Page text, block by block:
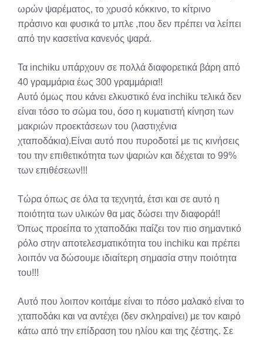
ωρών ψαρέματος, το χρυσό κόκκινο, το κίτρινο
πράσινο και φυσικά το μπλε ,που δεν πρέπει να λείπει
από την κασετίνα κανενός ψαρά.
Τα inchiku υπάρχουν σε πολλά διαφορετικά βάρη από
40 γραμμάρια έως 300 γραμμάρια!!
Αυτό όμως που κάνει ελκυστικό ένα inchiku τελικά δεν
είναι τόσο το σώμα του, όσο η κυματιστή κίνηση των
μακριών προεκτάσεων του (λαστιχένια
χταποδάκια).Είναι αυτό που πυροδοτεί με τις κινήσεις
του την επιθετικότητα των ψαριών και δέχεται το 99%
των επιθέσεων!!!
Τώρα όπως σε όλα τα τεχνητά, έτσι και σε αυτό η
ποιότητα των υλικών θα μας δώσει την διαφορά!!
Όπως προείπα το χταποδάκι παίζει τον πιο σημαντικό
ρόλο στην αποτελεσματικότητα του inchiku και πρέπει
λοιπόν να δώσουμε ιδιαίτερη σημασία στην ποιότητα
του!!!
Αυτό που λοιπον κοιτάμε είναι το πόσο μαλακό είναι το
χταποδάκι και να αντέχει (δεν σκληραίνει) με τον καιρό
κάτω από την επίδραση του ηλίου και της ζέστης. Σε